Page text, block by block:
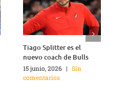
Tiago Splitter es el
nuevo coach de Bulls
15 junio, 2026 | Sin
comentarios